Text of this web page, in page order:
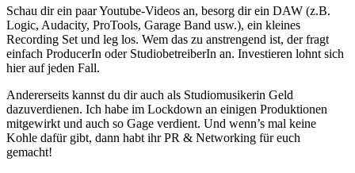
Schau dir ein paar Youtube-Videos an, besorg dir ein DAW (z.B.
Logic, Audacity, ProTools, Garage Band usw.), ein kleines
Recording Set und leg los. Wem das zu anstrengend ist, der fragt
einfach ProducerIn oder StudiobetreiberIn an. Investieren lohnt sich
hier auf jeden Fall.
Andererseits kannst du dir auch als Studiomusikerin Geld
dazuverdienen. Ich habe im Lockdown an einigen Produktionen
mitgewirkt und auch so Gage verdient. Und wenn’s mal keine
Kohle dafür gibt, dann habt ihr PR & Networking für euch
gemacht!